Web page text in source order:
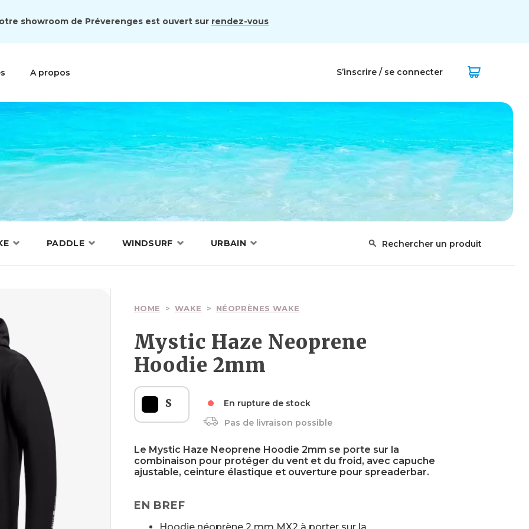
showroom de Préverenges est ouvert sur rendez-vous
A propos S’inscrire / se connecter
PADDLE WINDSURF URBAIN
Planches
Boardbags
Sécurité
Planches
Boardbags
Textiles
Foils
Wakefoils
Palonniers
Sécurité
Néoprènes
Textiles
Planches
Boardbags
Sécurité
Textiles
HOME > WAKE > NÉOPRÈNES WAKE
Mystic Haze Neoprene
Hoodie 2mm
S
En rupture de stock
Pas de livraison possible
Le Mystic Haze Neoprene Hoodie 2mm se porte sur la
combinaison pour protéger du vent et du froid, avec capuche
ajustable, ceinture élastique et ouverture pour spreaderbar.
EN BREF